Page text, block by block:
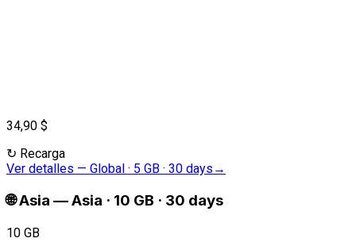
34,90 $
↻ Recarga
Ver detalles — Global · 5 GB · 30 days →
🌐Asia —Asia · 10 GB · 30 days
10 GB